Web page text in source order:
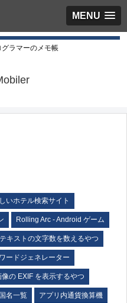
MENU
ラマーのメモ帳
いホテル検索サイト
Rolling Arc - Android ゲーム
テキストの文字数を数えるやつ
ードジェネレーター
像の EXIF を表示するやつ
名一覧 アプリ内通貨換算機